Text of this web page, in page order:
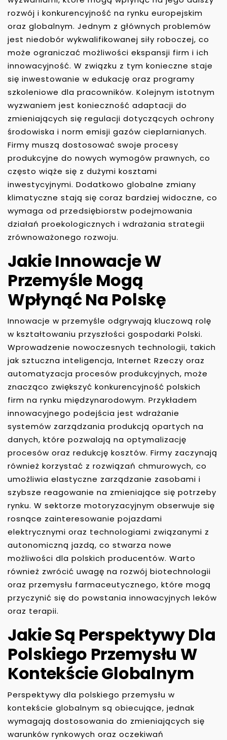
rozwój i konkurencyjność na rynku europejskim
oraz globalnym. Jednym z głównych problemów
jest niedobór wykwalifikowanej siły roboczej, co
może ograniczać możliwości ekspansji firm i ich
innowacyjność. W związku z tym konieczne staje
się inwestowanie w edukację oraz programy
szkoleniowe dla pracowników. Kolejnym istotnym
wyzwaniem jest konieczność adaptacji do
zmieniających się regulacji dotyczących ochrony
środowiska i norm emisji gazów cieplarnianych.
Firmy muszą dostosować swoje procesy
produkcyjne do nowych wymogów prawnych, co
często wiąże się z dużymi kosztami
inwestycyjnymi. Dodatkowo globalne zmiany
klimatyczne stają się coraz bardziej widoczne, co
wymaga od przedsiębiorstw podejmowania
działań proekologicznych i wdrażania strategii
zrównoważonego rozwoju.
Jakie Innowacje W
Przemyśle Mogą
Wpłynąć Na Polskę
Innowacje w przemyśle odgrywają kluczową rolę
w kształtowaniu przyszłości gospodarki Polski.
Wprowadzenie nowoczesnych technologii, takich
jak sztuczna inteligencja, Internet Rzeczy oraz
automatyzacja procesów produkcyjnych, może
znacząco zwiększyć konkurencyjność polskich
firm na rynku międzynarodowym. Przykładem
innowacyjnego podejścia jest wdrażanie
systemów zarządzania produkcją opartych na
danych, które pozwalają na optymalizację
procesów oraz redukcję kosztów. Firmy zaczynają
również korzystać z rozwiązań chmurowych, co
umożliwia elastyczne zarządzanie zasobami i
szybsze reagowanie na zmieniające się potrzeby
rynku. W sektorze motoryzacyjnym obserwuje się
rosnące zainteresowanie pojazdami
elektrycznymi oraz technologiami związanymi z
autonomiczną jazdą, co stwarza nowe
możliwości dla polskich producentów. Warto
również zwrócić uwagę na rozwój biotechnologii
oraz przemysłu farmaceutycznego, które mogą
przyczynić się do powstania innowacyjnych leków
oraz terapii.
Jakie Są Perspektywy Dla
Polskiego Przemysłu W
Kontekście Globalnym
Perspektywy dla polskiego przemysłu w
kontekście globalnym są obiecujące, jednak
wymagają dostosowania do zmieniających się
warunków rynkowych oraz oczekiwań